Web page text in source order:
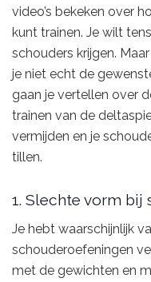
video’s bekeken over
kunt trainen. Je wilt
schouders krijgen.
je niet echt de
gaan je vertellen over
trainen van de
vermijden en je
tillen.
1. Slechte vorm bij
Je hebt waarschijnlijk
schouderoefeningen
met de gewichten en